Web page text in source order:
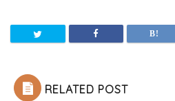
RELATED POST